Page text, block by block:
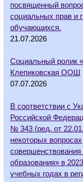
посвященный
социальных прав и
обучающихся.
21.07.2026
Социальный ролик
Клепиковская ООШ
07.07.2026
В соответствии с
Российской
№ 343 (ред. от
некоторых вопросах
образования» в
учебных годах в